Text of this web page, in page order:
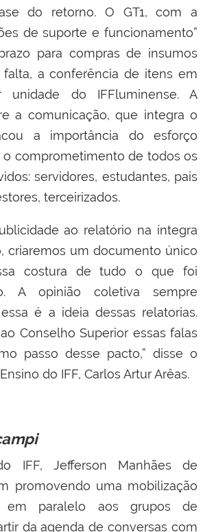
do retorno. O GT1, com a
de suporte e funcionamento”
para compras de insumos
falta, a conferência de itens em
unidade do IFFluminense. A
a comunicação, que integra o
a importância do esforço
comprometimento de todos os
servidores, estudantes, pais
terceirizados.
ao relatório na íntegra
criaremos um documento único
costura de tudo o que foi
A opinião coletiva sempre
é a ideia dessas relatorias.
Conselho Superior essas falas
passo desse pacto,” disse o
do IFF, Carlos Artur Arêas.
IFF, Jefferson Manhães de
promovendo uma mobilização
em paralelo aos grupos de
da agenda de conversas com